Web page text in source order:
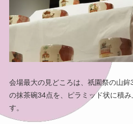
会場最大の見どころは、祇園祭の山
の抹茶碗34点を、ピラミッド状に積
す。